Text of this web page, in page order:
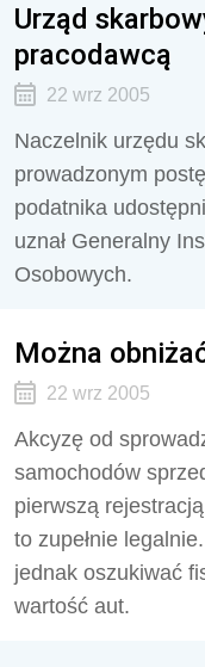
Urząd
pracodawcą
22 wrz 2005
Naczelnik urzędu
prowadzonym
podatnika
uznał Generalny
Osobowych.
Można
22 wrz 2005
Akcyzę od
samochodów
pierwszą
to zupełnie
jednak oszukiwać
wartość aut.